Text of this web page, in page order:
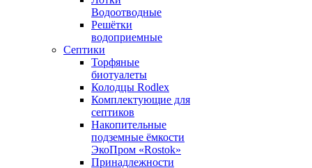
Водоотводные
Решётки
водоприемные
Септики
Торфяные
биотуалеты
Колодцы Rodlex
Комплектующие для
септиков
Накопительные
подземные ёмкости
ЭкоПром «Rostok»
Принадлежности